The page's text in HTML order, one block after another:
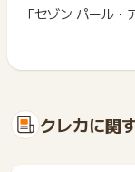
※お申込み後に届
紛失・破棄された
《問い合わせ情報》
ンを押してからご
下記の事項に該当
・他のポイントサ
て一度でも同サー
につきましては、
まれません。
広告主が運営して
商品の交換や一部
になる可能性もご
ン期間が予告なし
れた時点の条件が
条件を達成してい
「セゾン パール
［1］初年度年会費
［2］最短5分でカ
クレカに関